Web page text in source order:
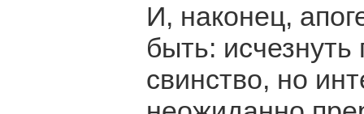
И, наконец,
быть: исчезнуть
свинство, но